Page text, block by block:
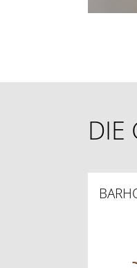
DIE